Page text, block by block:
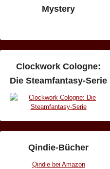
Mystery
Clockwork Cologne:
Die Steamfantasy-Serie
Qindie-Bücher
Qindie bei Amazon